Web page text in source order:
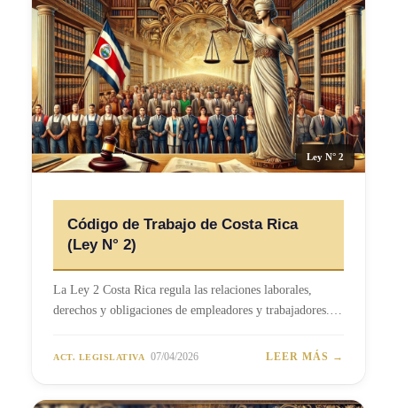
Ley N° 2
Código de Trabajo de Costa Rica
(Ley N° 2)
La Ley 2 Costa Rica regula las relaciones laborales,
derechos y obligaciones de empleadores y trabajadores.…
ACT. LEGISLATIVA 07/04/2026 LEER MÁS →